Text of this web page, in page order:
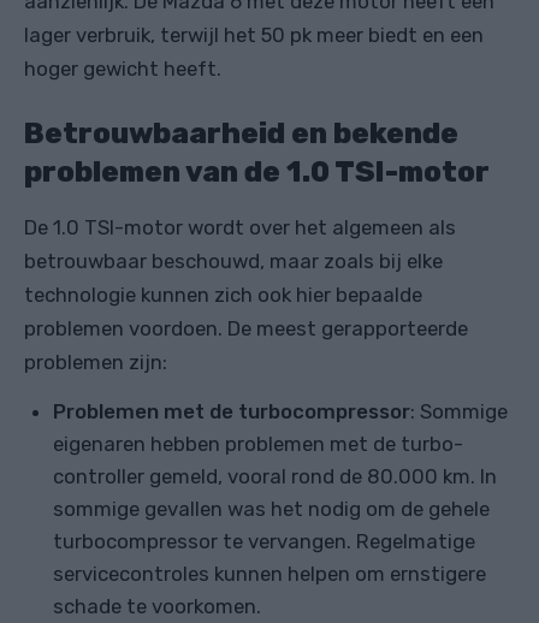
lager verbruik, terwijl het 50 pk meer biedt en een
hoger gewicht heeft.
Betrouwbaarheid en bekende
problemen van de 1.0 TSI-motor
De 1.0 TSI-motor wordt over het algemeen als
betrouwbaar beschouwd, maar zoals bij elke
technologie kunnen zich ook hier bepaalde
problemen voordoen. De meest gerapporteerde
problemen zijn:
Problemen met de turbocompressor: Sommige
eigenaren hebben problemen met de turbo-
controller gemeld, vooral rond de 80.000 km. In
sommige gevallen was het nodig om de gehele
turbocompressor te vervangen. Regelmatige
servicecontroles kunnen helpen om ernstigere
schade te voorkomen.